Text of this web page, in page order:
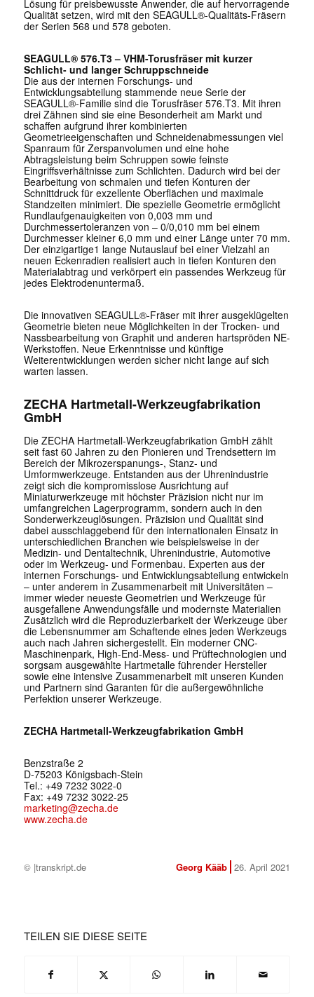
Lösung für preisbewusste Anwender, die auf hervorragende
Qualität setzen, wird mit den SEAGULL®-Qualitäts-Fräsern
der Serien 568 und 578 geboten.
SEAGULL® 576.T3 – VHM-Torusfräser mit kurzer
Schlicht- und langer Schruppschneide
Die aus der internen Forschungs- und
Entwicklungsabteilung stammende neue Serie der
SEAGULL®-Familie sind die Torusfräser 576.T3. Mit ihren
drei Zähnen sind sie eine Besonderheit am Markt und
schaffen aufgrund ihrer kombinierten
Geometrieeigenschaften und Schneidenabmessungen viel
Spanraum für Zerspanvolumen und eine hohe
Abtragsleistung beim Schruppen sowie feinste
Eingriffsverhältnisse zum Schlichten. Dadurch wird bei der
Bearbeitung von schmalen und tiefen Konturen der
Schnittdruck für exzellente Oberflächen und maximale
Standzeiten minimiert. Die spezielle Geometrie ermöglicht
Rundlaufgenauigkeiten von 0,003 mm und
Durchmessertoleranzen von – 0/0,010 mm bei einem
Durchmesser kleiner 6,0 mm und einer Länge unter 70 mm.
Der einzigartige1 lange Nutauslauf bei einer Vielzahl an
neuen Eckenradien realisiert auch in tiefen Konturen den
Materialabtrag und verkörpert ein passendes Werkzeug für
jedes Elektrodenuntermaß.
Die innovativen SEAGULL®-Fräser mit ihrer ausgeklügelten
Geometrie bieten neue Möglichkeiten in der Trocken- und
Nassbearbeitung von Graphit und anderen hartspröden NE-
Werkstoffen. Neue Erkenntnisse und künftige
Weiterentwicklungen werden sicher nicht lange auf sich
warten lassen.
ZECHA Hartmetall-Werkzeugfabrikation
GmbH
Die ZECHA Hartmetall-Werkzeugfabrikation GmbH zählt
seit fast 60 Jahren zu den Pionieren und Trendsettern im
Bereich der Mikrozerspanungs-, Stanz- und
Umformwerkzeuge. Entstanden aus der Uhrenindustrie
zeigt sich die kompromisslose Ausrichtung auf
Miniaturwerkzeuge mit höchster Präzision nicht nur im
umfangreichen Lagerprogramm, sondern auch in den
Sonderwerkzeuglösungen. Präzision und Qualität sind
dabei ausschlaggebend für den internationalen Einsatz in
unterschiedlichen Branchen wie beispielsweise in der
Medizin- und Dentaltechnik, Uhrenindustrie, Automotive
oder im Werkzeug- und Formenbau. Experten aus der
internen Forschungs- und Entwicklungsabteilung entwickeln
– unter anderem in Zusammenarbeit mit Universitäten –
immer wieder neueste Geometrien und Werkzeuge für
ausgefallene Anwendungsfälle und modernste Materialien
Zusätzlich wird die Reproduzierbarkeit der Werkzeuge über
die Lebensnummer am Schaftende eines jeden Werkzeugs
auch nach Jahren sichergestellt. Ein moderner CNC-
Maschinenpark, High-End-Mess- und Prüftechnologien und
sorgsam ausgewählte Hartmetalle führender Hersteller
sowie eine intensive Zusammenarbeit mit unseren Kunden
und Partnern sind Garanten für die außergewöhnliche
Perfektion unserer Werkzeuge.
ZECHA Hartmetall-Werkzeugfabrikation GmbH
Benzstraße 2
D-75203 Königsbach-Stein
Tel.: +49 7232 3022-0
Fax: +49 7232 3022-25
marketing@zecha.de
www.zecha.de
© |transkript.de Georg Kääb 26. April 2021
TEILEN SIE DIESE SEITE